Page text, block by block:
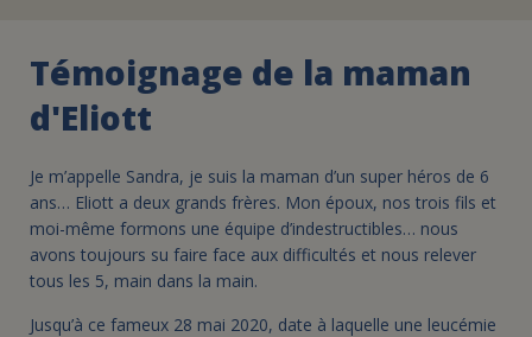
Témoignage de la maman
d'Eliott
Je m’appelle Sandra, je suis la maman d’un super héros de 6
ans… Eliott a deux grands frères. Mon époux, nos trois fils et
moi-même formons une équipe d’indestructibles… nous
avons toujours su faire face aux difficultés et nous relever
tous les 5, main dans la main.
Jusqu’à ce fameux 28 mai 2020, date à laquelle une leucémie